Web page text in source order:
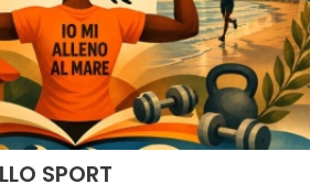
SPORT